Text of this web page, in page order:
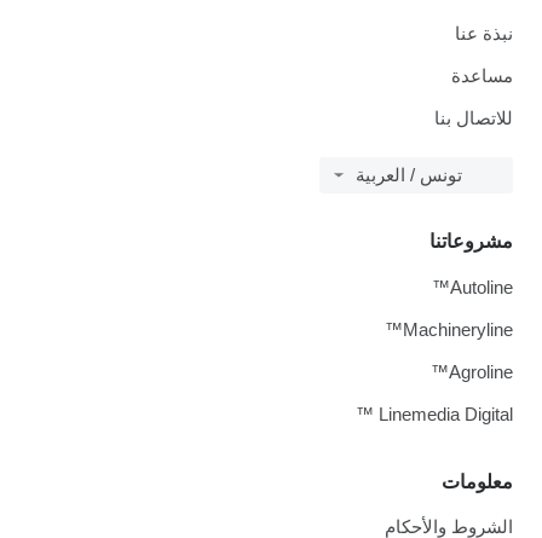
نبذة عنا
مساعدة
للاتصال بنا
تونس / العربية
معلومات
الشروط والأحكام
مشروعاتنا
Autoline™
Machineryline™
Agroline™
Linemedia Digital ™